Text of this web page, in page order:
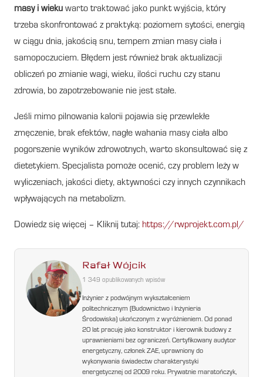
masy i wieku warto traktować jako punkt wyjścia, który
trzeba skonfrontować z praktyką: poziomem sytości, energią
w ciągu dnia, jakością snu, tempem zmian masy ciała i
samopoczuciem. Błędem jest również brak aktualizacji
obliczeń po zmianie wagi, wieku, ilości ruchu czy stanu
zdrowia, bo zapotrzebowanie nie jest stałe.
Jeśli mimo pilnowania kalorii pojawia się przewlekłe
zmęczenie, brak efektów, nagłe wahania masy ciała albo
pogorszenie wyników zdrowotnych, warto skonsultować się z
dietetykiem. Specjalista pomoże ocenić, czy problem leży w
wyliczeniach, jakości diety, aktywności czy innych czynnikach
wpływających na metabolizm.
Dowiedz się więcej – Kliknij tutaj: https://rwprojekt.com.pl/
Rafał Wójcik
1 349 opublikowanych wpisów
Inżynier z podwójnym wykształceniem
politechnicznym (Budownictwo i Inżynieria
Środowiska) ukończonym z wyróżnieniem. Od ponad
20 lat pracuję jako konstruktor i kierownik budowy z
uprawnieniami bez ograniczeń. Certyfikowany audytor
energetyczny, członek ZAE, uprawniony do
wykonywania świadectw charakterystyki
energetycznej od 2009 roku. Prywatnie maratończyk,